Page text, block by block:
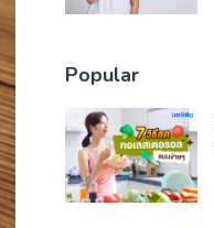
Popular